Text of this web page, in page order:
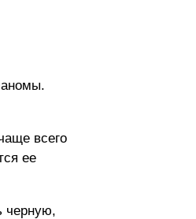
всего
ее
черную,